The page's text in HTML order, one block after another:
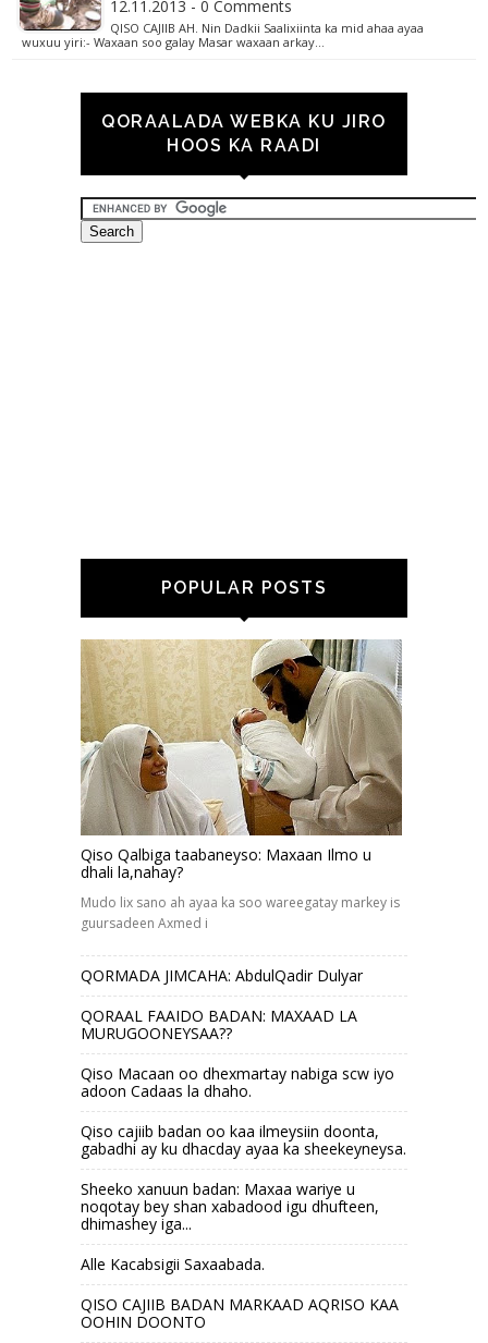
12.11.2013 - 0 Comments
QISO CAJIIB AH. Nin Dadkii Saalixiinta ka mid ahaa ayaa
wuxuu yiri:- Waxaan soo galay Masar waxaan arkay…
QORAALADA WEBKA KU JIRO
HOOS KA RAADI
POPULAR POSTS
Qiso Qalbiga taabaneyso: Maxaan Ilmo u
dhali la,nahay?
Mudo lix sano ah ayaa ka soo wareegatay markey is
guursadeen Axmed i
QORMADA JIMCAHA: AbdulQadir Dulyar
QORAAL FAAIDO BADAN: MAXAAD LA
MURUGOONEYSAA??
Qiso Macaan oo dhexmartay nabiga scw iyo
adoon Cadaas la dhaho.
Qiso cajiib badan oo kaa ilmeysiin doonta,
gabadhi ay ku dhacday ayaa ka sheekeyneysa.
Sheeko xanuun badan: Maxaa wariye u
noqotay bey shan xabadood igu dhufteen,
dhimashey iga...
Alle Kacabsigii Saxaabada.
QISO CAJIIB BADAN MARKAAD AQRISO KAA
OOHIN DOONTO